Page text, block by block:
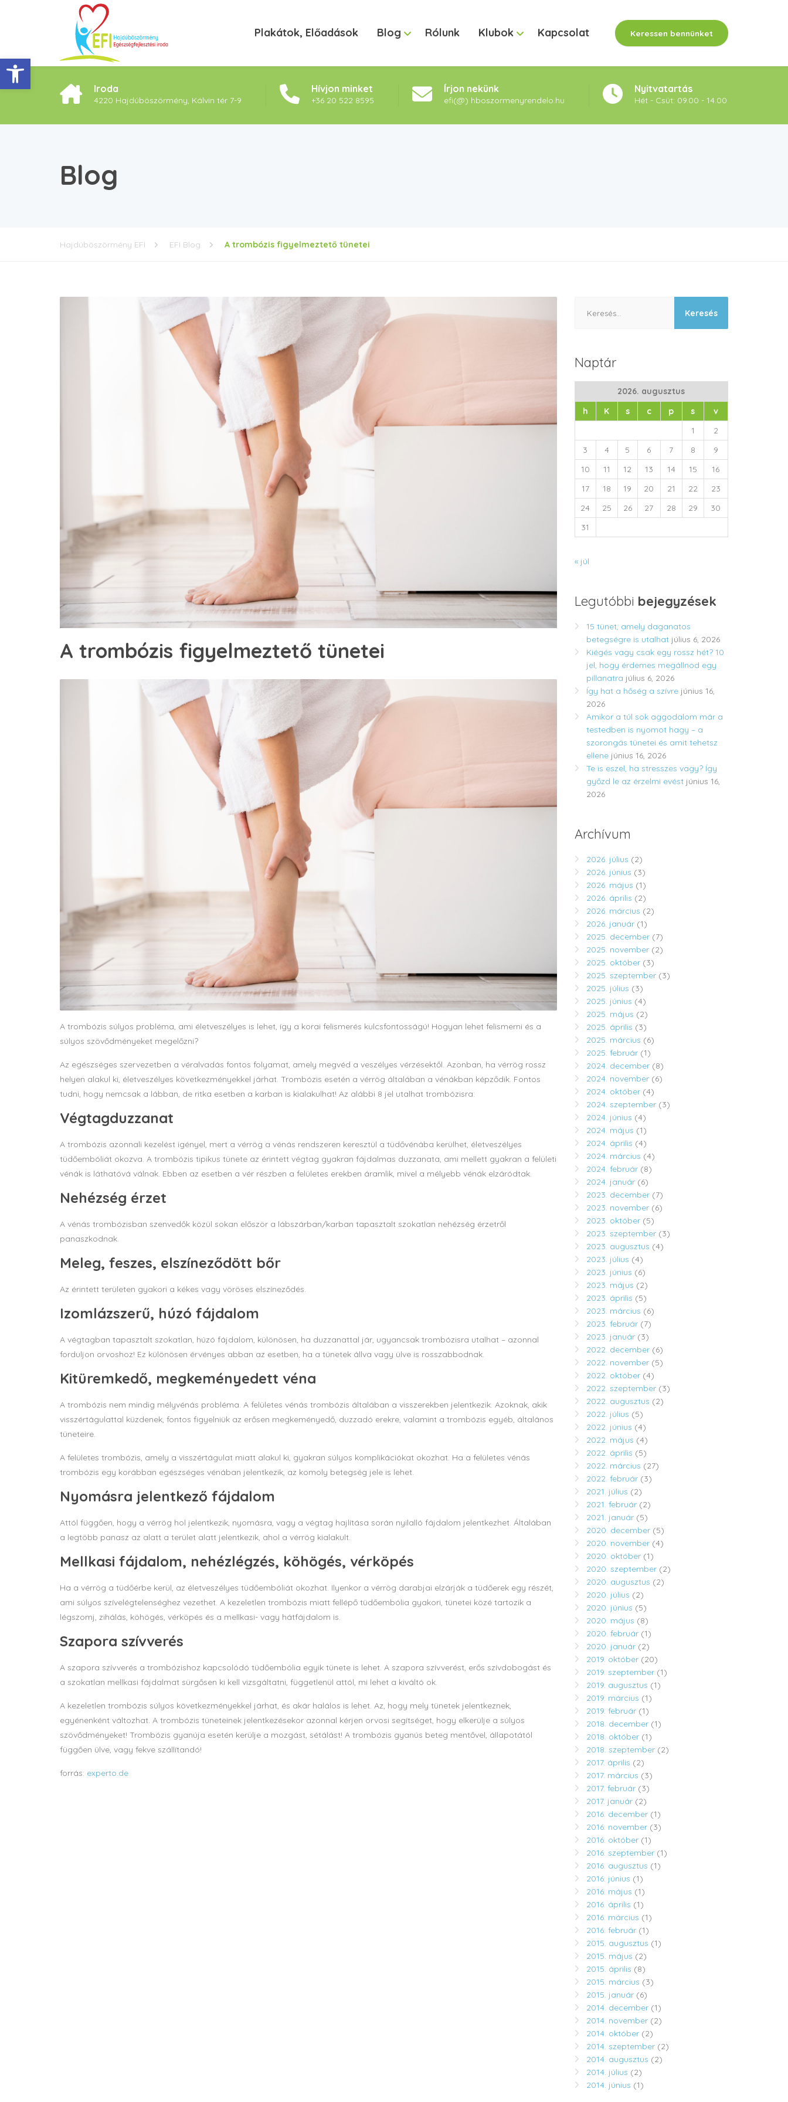
Eszköztár megnyitása
Plakátok, Előadások Blog Rólunk Klubok Kapcsolat Keressen bennünket
Iroda
4220 Hajdúböszörmény, Kálvin tér 7-9
Hívjon minket
+36 20 522 8595
Írjon nekünk
efi(@) hboszormenyrendelo.hu
Nyitvatartás
Hét - Csüt: 09.00 - 14.00
Blog
Hajdúböszörmény EFI EFI Blog A trombózis figyelmeztető tünetei
A trombózis figyelmeztető tünetei
A trombózis súlyos probléma, ami életveszélyes is lehet, így a korai felismerés kulcsfontosságú! Hogyan lehet felismerni és a
súlyos szövődményeket megelőzni?
Az egészséges szervezetben a véralvadás fontos folyamat, amely megvéd a veszélyes vérzésektől. Azonban, ha vérrög rossz
helyen alakul ki, életveszélyes következményekkel járhat. Trombózis esetén a vérrög általában a vénákban képződik. Fontos
tudni, hogy nemcsak a lábban, de ritka esetben a karban is kialakulhat! Az alábbi 8 jel utalhat trombózisra:
Végtagduzzanat
A trombózis azonnali kezelést igényel, mert a vérrög a vénás rendszeren keresztül a tüdővénába kerülhet, életveszélyes
tüdőembóliát okozva. A trombózis tipikus tünete az érintett végtag gyakran fájdalmas duzzanata, ami mellett gyakran a felületi
vénák is láthatóvá válnak. Ebben az esetben a vér részben a felületes erekben áramlik, mivel a mélyebb vénák elzáródtak.
Nehézség érzet
A vénás trombózisban szenvedők közül sokan először a lábszárban/karban tapasztalt szokatlan nehézség érzetről
panaszkodnak.
Meleg, feszes, elszíneződött bőr
Az érintett területen gyakori a kékes vagy vöröses elszíneződés.
Izomlázszerű, húzó fájdalom
A végtagban tapasztalt szokatlan, húzó fájdalom, különösen, ha duzzanattal jár, ugyancsak trombózisra utalhat – azonnal
forduljon orvoshoz! Ez különösen érvényes abban az esetben, ha a tünetek állva vagy ülve is rosszabbodnak.
Kitüremkedő, megkeményedett véna
A trombózis nem mindig mélyvénás probléma. A felületes vénás trombózis általában a visszerekben jelentkezik. Azoknak, akik
visszértágulattal küzdenek, fontos figyelniük az erősen megkeményedő, duzzadó erekre, valamint a trombózis egyéb, általános
tüneteire.
A felületes trombózis, amely a visszértágulat miatt alakul ki, gyakran súlyos komplikációkat okozhat. Ha a felületes vénás
trombózis egy korábban egészséges vénában jelentkezik, az komoly betegség jele is lehet.
Nyomásra jelentkező fájdalom
Attól függően, hogy a vérrög hol jelentkezik, nyomásra, vagy a végtag hajlítása során nyilalló fájdalom jelentkezhet. Általában
a legtöbb panasz az alatt a terület alatt jelentkezik, ahol a vérrög kialakult.
Mellkasi fájdalom, nehézlégzés, köhögés, vérköpés
Ha a vérrög a tüdőérbe kerül, az életveszélyes tüdőembóliát okozhat. Ilyenkor a vérrög darabjai elzárják a tüdőerek egy részét,
ami súlyos szívelégtelenséghez vezethet. A kezeletlen trombózis miatt fellépő tüdőembólia gyakori, tünetei közé tartozik a
légszomj, zihálás, köhögés, vérköpés és a mellkasi- vagy hátfájdalom is.
Szapora szívverés
A szapora szívverés a trombózishoz kapcsolódó tüdőembólia egyik tünete is lehet. A szapora szívverést, erős szívdobogást és
a szokatlan mellkasi fájdalmat sürgősen ki kell vizsgáltatni, függetlenül attól, mi lehet a kiváltó ok.
A kezeletlen trombózis súlyos következményekkel járhat, és akár halálos is lehet. Az, hogy mely tünetek jelentkeznek,
egyénenként változhat. A trombózis tüneteinek jelentkezésekor azonnal kérjen orvosi segítséget, hogy elkerülje a súlyos
szövődményeket! Trombózis gyanúja esetén kerülje a mozgást, sétálást! A trombózis gyanús beteg mentővel, állapotától
függően ülve, vagy fekve szállítandó!
forrás: experto.de
Naptár
2026. augusztus
h
K s c p s
v
1
2
3
4 5 6 7 8
9
10
11 12 13 14 15
16
17
18 19 20 21 22
23
24
25 26 27 28 29
30
31
« júl
Legutóbbi bejegyzések
15 tünet, amely daganatos
betegségre is utalhat július 6, 2026
Kiégés vagy csak egy rossz hét? 10
jel, hogy érdemes megállnod egy
pillanatra július 6, 2026
Így hat a hőség a szívre június 16,
2026
Amikor a túl sok aggodalom már a
testedben is nyomot hagy – a
szorongás tünetei és amit tehetsz
ellene június 16, 2026
Te is eszel, ha stresszes vagy? Így
győzd le az érzelmi evést június 16,
2026
Archívum
2026. július (2)
2026. június (3)
2026. május (1)
2026. április (2)
2026. március (2)
2026. január(1)
2025. december(7)
2025. november(2)
2025. október(3)
2025. szeptember(3)
2025. július (3)
2025. június (4)
2025. május (2)
2025. április (3)
2025. március (6)
2025. február(1)
2024. december(8)
2024. november(6)
2024. október(4)
2024. szeptember(3)
2024. június (4)
2024. május (1)
2024. április (4)
2024. március (4)
2024. február(8)
2024. január(6)
2023. december(7)
2023. november(6)
2023. október(5)
2023. szeptember(3)
2023. augusztus (4)
2023. július (4)
2023. június (6)
2023. május (2)
2023. április (5)
2023. március (6)
2023. február(7)
2023. január(3)
2022. december(6)
2022. november(5)
2022. október(4)
2022. szeptember(3)
2022. augusztus (2)
2022. július (5)
2022. június (4)
2022. május (4)
2022. április (5)
2022. március (27)
2022. február(3)
2021. július (2)
2021. február(2)
2021. január(5)
2020. december(5)
2020. november(4)
2020. október(1)
2020. szeptember(2)
2020. augusztus (2)
2020. július (2)
2020. június (5)
2020. május (8)
2020. február(1)
2020. január(2)
2019. október(20)
2019. szeptember(1)
2019. augusztus (1)
2019. március (1)
2019. február(1)
2018. december(1)
2018. október(1)
2018. szeptember(2)
2017. április (2)
2017. március (3)
2017. február(3)
2017. január(2)
2016. december(1)
2016. november(3)
2016. október(1)
2016. szeptember(1)
2016. augusztus (1)
2016. június (1)
2016. május (1)
2016. április (1)
2016. március (1)
2016. február(1)
2015. augusztus (1)
2015. május (2)
2015. április (8)
2015. március (3)
2015. január(6)
2014. december(1)
2014. november(2)
2014. október(2)
2014. szeptember(2)
2014. augusztus (2)
2014. július (2)
2014. június (1)